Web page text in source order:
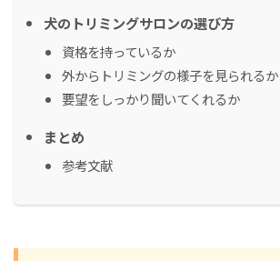
犬のトリミングサロンの選び方
資格を持っているか
外からトリミングの様子を見られるか
要望をしっかり聞いてくれるか
まとめ
参考文献